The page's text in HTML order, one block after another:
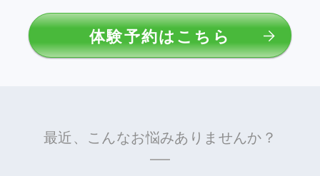
体験予約はこちら
最近、こんなお悩みありませんか？